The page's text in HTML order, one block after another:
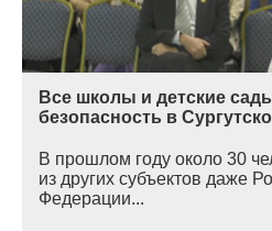
Все школы и детские
безопасность в
В прошлом году около 30
из других субъектов даже
Федерации...